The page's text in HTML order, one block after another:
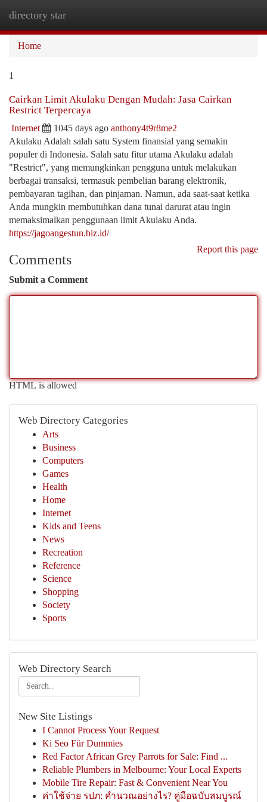
directory star
Home
1
Cairkan Limit Akulaku Dengan Mudah: Jasa Cairkan
Restrict Terpercaya
Internet 1045 days ago anthony4t9r8me2
Akulaku Adalah salah satu System finansial yang semakin
populer di Indonesia. Salah satu fitur utama Akulaku adalah
"Restrict", yang memungkinkan pengguna untuk melakukan
berbagai transaksi, termasuk pembelian barang elektronik,
pembayaran tagihan, dan pinjaman. Namun, ada saat-saat ketika
Anda mungkin membutuhkan dana tunai darurat atau ingin
memaksimalkan penggunaan limit Akulaku Anda.
https://jagoangestun.biz.id/
Report this page
Comments
Submit a Comment
HTML is allowed
Web Directory Categories
Arts
Business
Computers
Games
Health
Home
Internet
Kids and Teens
News
Recreation
Reference
Science
Shopping
Society
Sports
Web Directory Search
New Site Listings
I Cannot Process Your Request
Ki Seo Für Dummies
Red Factor African Grey Parrots for Sale: Find ...
Reliable Plumbers in Melbourne: Your Local Experts
Mobile Tire Repair: Fast & Convenient Near You
ค่าใช้จ่าย รปภ: คำนวณอย่างไร? คู่มือฉบับสมบูรณ์